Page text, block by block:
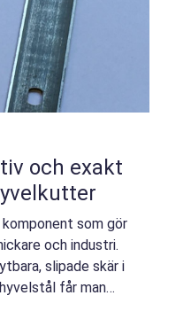
som gör
och industri.
slipade skär i
får man